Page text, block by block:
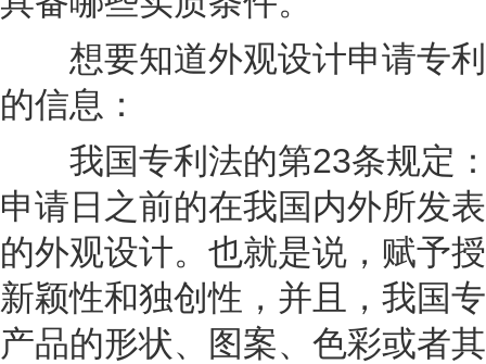
想要知道外观设计申请专利
的信息：
我国专利法的第23条规定：
申请日之前的在我国内外所发
的外观设计。也就是说，赋予
新颖性和独创性，并且，我国
产品的形状、图案、色彩或者